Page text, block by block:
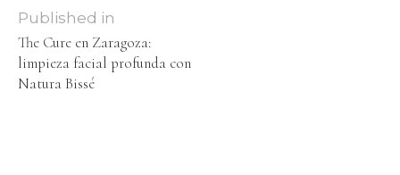
Published in
The Cure en Zaragoza:
limpieza facial profunda con
Natura Bissé